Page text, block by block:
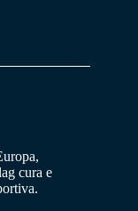
cura e